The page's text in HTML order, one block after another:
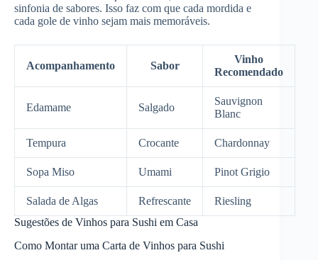
sinfonia de sabores. Isso faz com que cada mordida e
cada gole de vinho sejam mais memoráveis.
Acompanhamento Sabor
Vinho
Recomendado
Edamame Salgado
Sauvignon
Blanc
Tempura Crocante Chardonnay
Sopa Miso Umami Pinot Grigio
Salada de Algas Refrescante
Riesling
Sugestões de Vinhos para Sushi em Casa
Como Montar uma Carta de Vinhos para Sushi